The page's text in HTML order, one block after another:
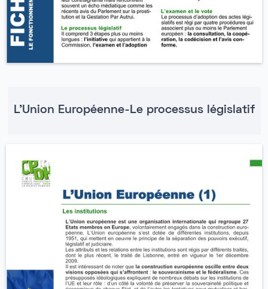
L'Union Européenne-Le processus législatif